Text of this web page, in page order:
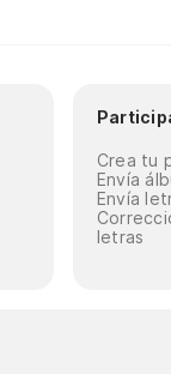
Crea tu
Envía
Envía
letras